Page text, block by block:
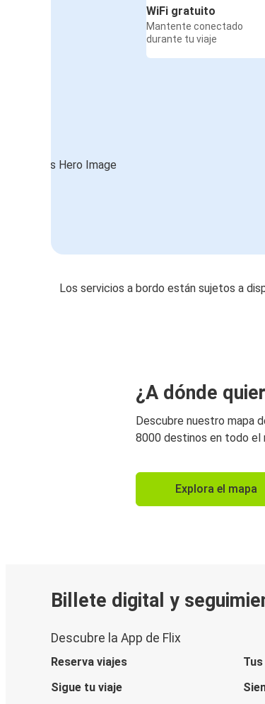
WiFi gratuito
Mantente conectado
durante tu viaje
Los servicios a bordo están sujetos a
¿A dónde
Descubre nuestro mapa
8000 destinos en todo el
Explora el mapa
Billete digital y
Descubre la App de Flix
Reserva viajes
Sigue tu viaje